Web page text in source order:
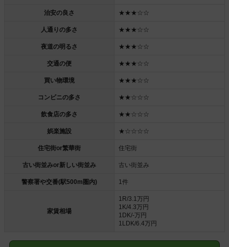
治安の良さ ★★★☆☆
人通りの多さ ★★★☆☆
夜道の明るさ ★★★☆☆
交通の便 ★★★☆☆
買い物環境 ★★★☆☆
コンビニの多さ ★★☆☆☆
飲食店の多さ ★★☆☆☆
娯楽施設 ★☆☆☆☆
住宅街or繁華街 住宅街
古い街並みor新しい街並み 古い街並み
警察署や交番(駅500m圏内) 1件
家賃相場
1R/3.1万円
1K/4.3万円
1DK/-万円
1LDK/6.4万円